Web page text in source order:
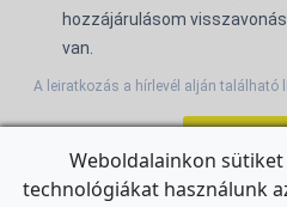
hozzájárulásom
van.
A leiratkozás a hírlevél alján található
Weboldalainkon
technológiákat használunk